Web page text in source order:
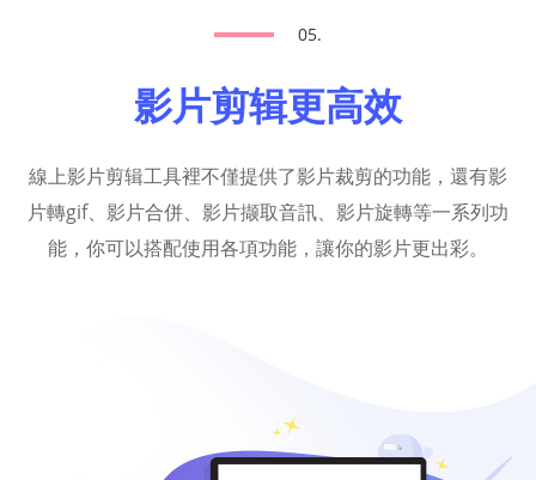
05.
影片剪辑更高效
線上影片剪辑工具裡不僅提供了影片裁剪的功能，還有影
片轉gif、影片合併、影片撷取音訊、影片旋轉等一系列功
能，你可以搭配使用各項功能，讓你的影片更出彩。